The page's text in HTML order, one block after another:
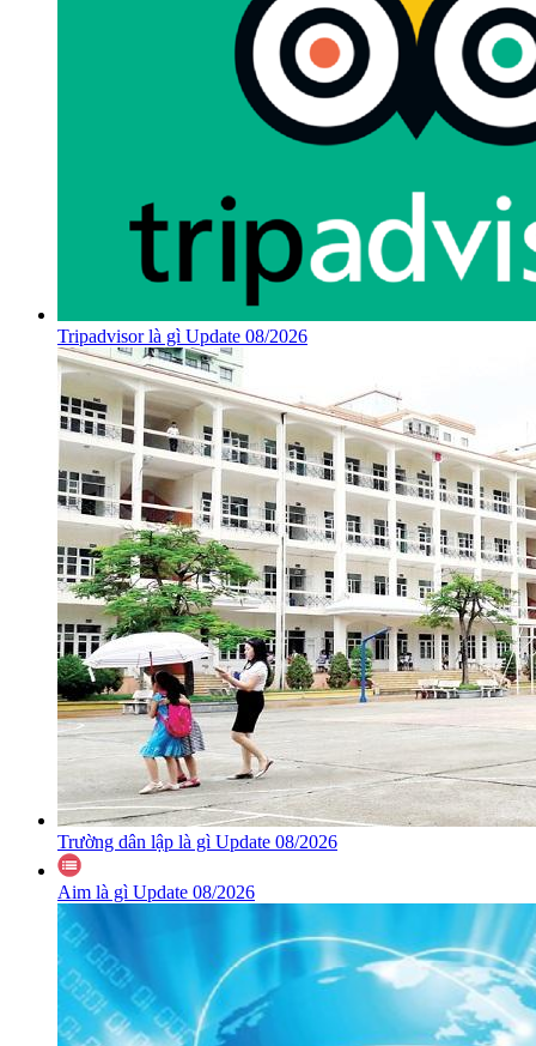
Tripadvisor là gì Update 08/2026
Trường dân lập là gì Update 08/2026
Aim là gì Update 08/2026